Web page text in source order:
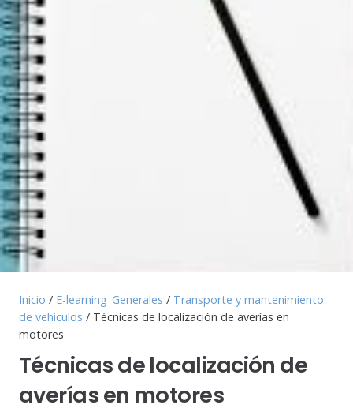
Inicio / E-learning_Generales / Transporte y mantenimiento
de vehiculos / Técnicas de localización de averías en
motores
Técnicas de localización de
averías en motores